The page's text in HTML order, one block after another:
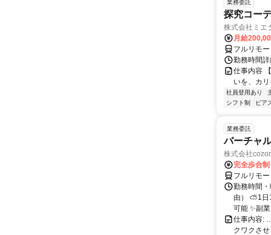
業務委託
探究コー
株式会社ミエ
月給
フルリモー
勤務時間
仕事内容
いを、カ
社員登用あり
シフト制
ピア
業務委託
バーチャ
株式会社
完全歩合制
フルリモー
勤務時間
由） ⛅1日
可能 ✨副
仕事内
クワクさ